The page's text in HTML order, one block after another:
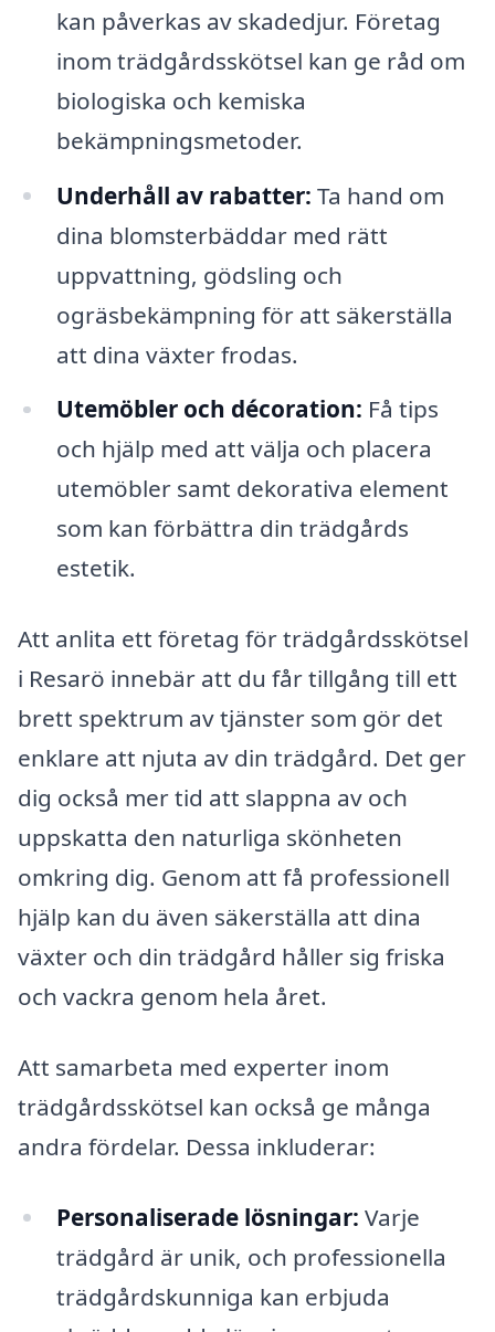
kan påverkas av skadedjur. Företag
inom trädgårdsskötsel kan ge råd om
biologiska och kemiska
bekämpningsmetoder.
Underhåll av rabatter: Ta hand om
dina blomsterbäddar med rätt
uppvattning, gödsling och
ogräsbekämpning för att säkerställa
att dina växter frodas.
Utemöbler och décoration: Få tips
och hjälp med att välja och placera
utemöbler samt dekorativa element
som kan förbättra din trädgårds
estetik.
Att anlita ett företag för trädgårdsskötsel
i Resarö innebär att du får tillgång till ett
brett spektrum av tjänster som gör det
enklare att njuta av din trädgård. Det ger
dig också mer tid att slappna av och
uppskatta den naturliga skönheten
omkring dig. Genom att få professionell
hjälp kan du även säkerställa att dina
växter och din trädgård håller sig friska
och vackra genom hela året.
Att samarbeta med experter inom
trädgårdsskötsel kan också ge många
andra fördelar. Dessa inkluderar:
Personaliserade lösningar: Varje
trädgård är unik, och professionella
trädgårdskunniga kan erbjuda